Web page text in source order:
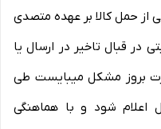
از حمل کالا بر عهده متصدی
در قبال تاخیر در ارسال یا
بروز مشکل میبایست طی
اعلام شود و با هماهنگی